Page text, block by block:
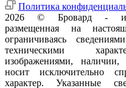
Политика
2026 © Бровард -
размещенная на
ограничиваясь
техническими
изображениями,
носит исключительно
характер. Указанные